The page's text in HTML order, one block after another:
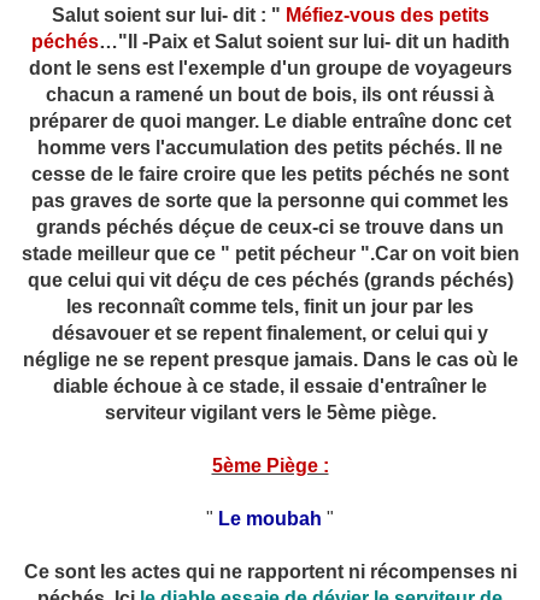
Salut soient sur lui- dit : " Méfiez-vous des petits
péchés…"Il -Paix et Salut soient sur lui- dit un hadith
dont le sens est l'exemple d'un groupe de voyageurs
chacun a ramené un bout de bois, ils ont réussi à
préparer de quoi manger. Le diable entraîne donc cet
homme vers l'accumulation des petits péchés. Il ne
cesse de le faire croire que les petits péchés ne sont
pas graves de sorte que la personne qui commet les
grands péchés déçue de ceux-ci se trouve dans un
stade meilleur que ce " petit pécheur ".Car on voit bien
que celui qui vit déçu de ces péchés (grands péchés)
les reconnaît comme tels, finit un jour par les
désavouer et se repent finalement, or celui qui y
néglige ne se repent presque jamais. Dans le cas où le
diable échoue à ce stade, il essaie d'entraîner le
serviteur vigilant vers le 5ème piège.
5ème Piège :
" Le moubah "
Ce sont les actes qui ne rapportent ni récompenses ni